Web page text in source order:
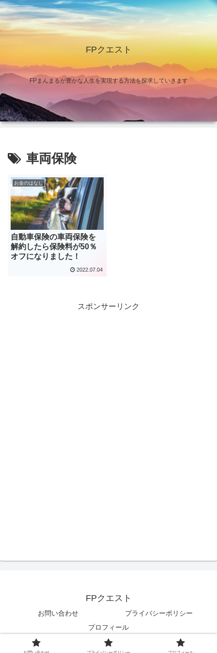
FPクエスト
FPまんまるが豊かな人生を実現する方法を探求していきます
車両保険
お金のはなし
自動車保険の車両保険を
解約したら保険料が50％
オフになりました！
2022.07.04
スポンサーリンク
FPクエスト
お問い合わせ
プライバシーポリシー
プロフィール
© 2022 FPクエスト.